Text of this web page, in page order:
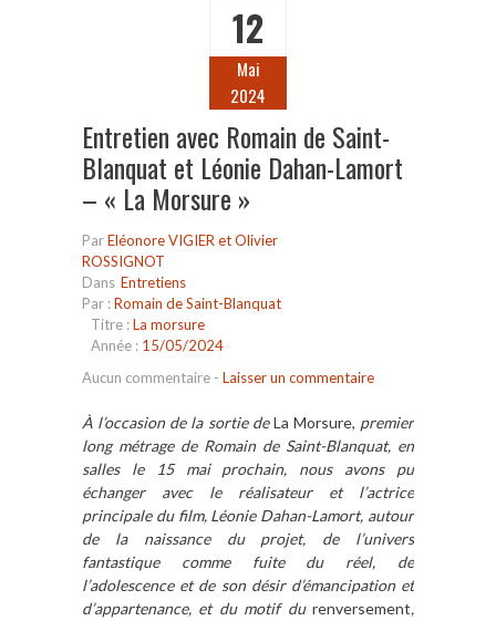
12
Mai
2024
Entretien avec Romain de Saint-
Blanquat et Léonie Dahan-Lamort
– « La Morsure »
ParEléonore VIGIER et Olivier
ROSSIGNOT
Dans Entretiens
Par :Romain de Saint-Blanquat
Titre :La morsure
Année : 15/05/2024
Aucun commentaire - Laisser un commentaire
À l’occasion de la sortie deLa Morsure, premier
long métrage de Romain de Saint-Blanquat, en
salles le 15 mai prochain, nous avons pu
échanger avec le réalisateur et l’actrice
principale du film, Léonie Dahan-Lamort, autour
de la naissance du projet, de l’univers
fantastique comme fuite du réel, de
l’adolescence et de son désir d’émancipation et
d’appartenance, et du motif du renversement,